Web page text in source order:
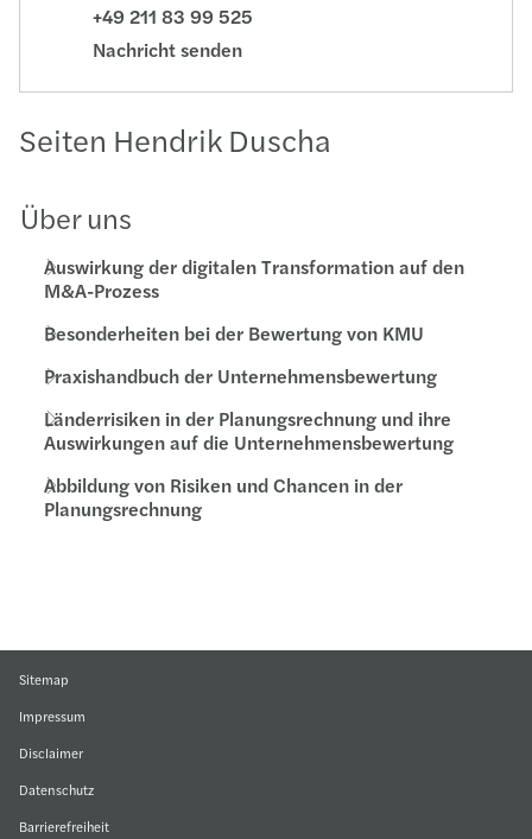
+49 211 83 99 525
Nachricht senden
Seiten Hendrik Duscha
Über uns
Auswirkung der digitalen Transformation auf den
M&A-Prozess
Besonderheiten bei der Bewertung von KMU
Praxishandbuch der Unternehmensbewertung
Länderrisiken in der Planungsrechnung und ihre
Auswirkungen auf die Unternehmensbewertung
Abbildung von Risiken und Chancen in der
Planungsrechnung
Sitemap
Impressum
Disclaimer
Datenschutz
Barrierefreiheit